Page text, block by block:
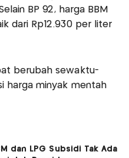
BP 92, harga BBM
dari Rp12.930 per liter
berubah sewaktu-
harga minyak mentah
dan LPG Subsidi Tak Ada